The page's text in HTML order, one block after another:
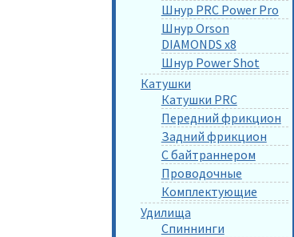
Шнур PRC Power Pro
Шнур Orson
DIAMONDS x8
Шнур Power Shot
Катушки
Катушки PRC
Передний фрикцион
Задний фрикцион
С байтраннером
Проводочные
Комплектующие
Удилища
Спиннинги